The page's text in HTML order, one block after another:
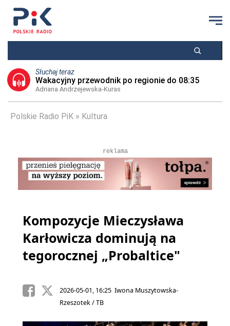
Słuchaj teraz
Wakacyjny przewodnik po regionie do 08:35
Adriana Andrzejewska-Kuras
Polskie Radio PiK Kultura
reklama
Kompozycje Mieczysława
Karłowicza dominują na
tegorocznej „Probaltice"
2026-05-01, 16:25 Iwona Muszytowska-
Rzeszotek / TB